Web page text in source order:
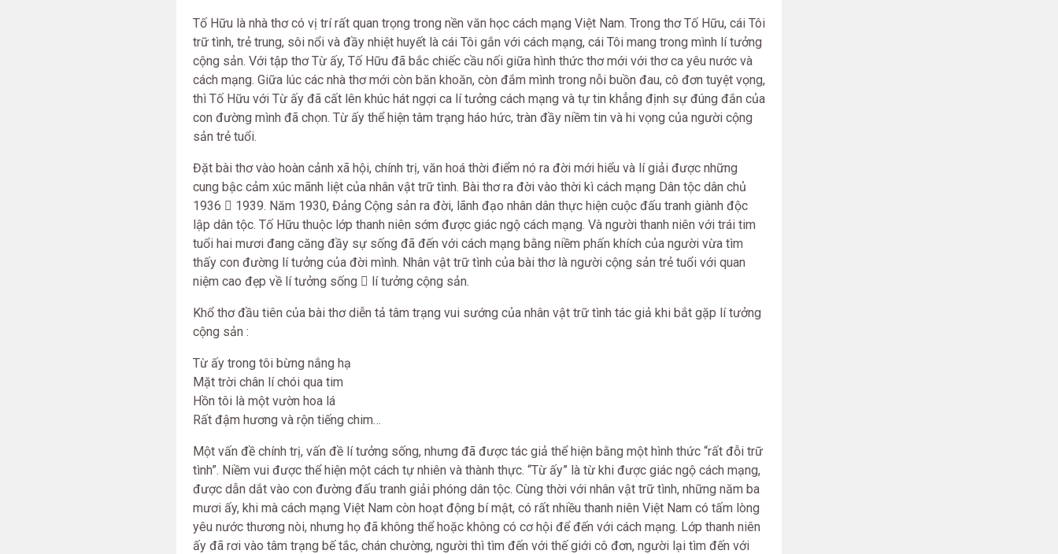
Tố Hữu là nhà thơ có vị trí rất quan trọng trong nền văn học cách mạng Việt Nam. Trong thơ Tố Hữu, cái Tôi
trữ tình, trẻ trung, sôi nổi và đầy nhiệt huyết là cái Tôi gắn với cách mạng, cái Tôi mang trong mình lí tưởng
cộng sản. Với tập thơ Từ ấy, Tố Hữu đã bắc chiếc cầu nối giữa hình thức thơ mới với thơ ca yêu nước và
cách mạng. Giữa lúc các nhà thơ mới còn băn khoăn, còn đắm mình trong nỗi buồn đau, cô đơn tuyệt vọng,
thì Tố Hữu với Từ ấy đã cất lên khúc hát ngợi ca lí tưởng cách mạng và tự tin khẳng định sự đúng đắn của
con đường mình đã chọn. Từ ấy thể hiện tâm trạng háo hức, tràn đầy niềm tin và hi vọng của người cộng
sản trẻ tuổi.
Đặt bài thơ vào hoàn cảnh xã hội, chính trị, văn hoá thời điểm nó ra đời mới hiểu và lí giải được những
cung bậc cảm xúc mãnh liệt của nhân vật trữ tình. Bài thơ ra đời vào thời kì cách mạng Dân tộc dân chủ
1936  1939. Năm 1930, Đảng Cộng sản ra đời, lãnh đạo nhân dân thực hiện cuộc đấu tranh giành độc
lập dân tộc. Tố Hữu thuộc lớp thanh niên sớm được giác ngộ cách mạng. Và người thanh niên với trái tim
tuổi hai mươi đang căng đầy sự sống đã đến với cách mạng bằng niềm phấn khích của người vừa tìm
thấy con đường lí tưởng của đời mình. Nhân vật trữ tình của bài thơ là người cộng sản trẻ tuổi với quan
niệm cao đẹp về lí tưởng sống  lí tưởng cộng sản.
Khổ thơ đầu tiên của bài thơ diễn tả tâm trạng vui sướng của nhân vật trữ tình tác giả khi bắt gặp lí tưởng
cộng sản :
Từ ấy trong tôi bừng nắng hạ
Mặt trời chân lí chói qua tim
Hồn tôi là một vườn hoa lá
Rất đậm hương và rộn tiếng chim…
Một vấn đề chính trị, vấn đề lí tưởng sống, nhưng đã được tác giả thể hiện bằng một hình thức “rất đỗi trữ
tình”. Niềm vui được thể hiện một cách tự nhiên và thành thực. “Từ ấy” là từ khi được giác ngộ cách mạng,
được dẫn dắt vào con đường đấu tranh giải phóng dân tộc. Cùng thời với nhân vật trữ tình, những năm ba
mươi ấy, khi mà cách mạng Việt Nam còn hoạt động bí mật, có rất nhiều thanh niên Việt Nam có tấm lòng
yêu nước thương nòi, nhưng họ đã không thể hoặc không có cơ hội để đến với cách mạng. Lớp thanh niên
ấy đã rơi vào tâm trạng bế tắc, chán chường, người thì tìm đến với thế giới cô đơn, người lại tìm đến với